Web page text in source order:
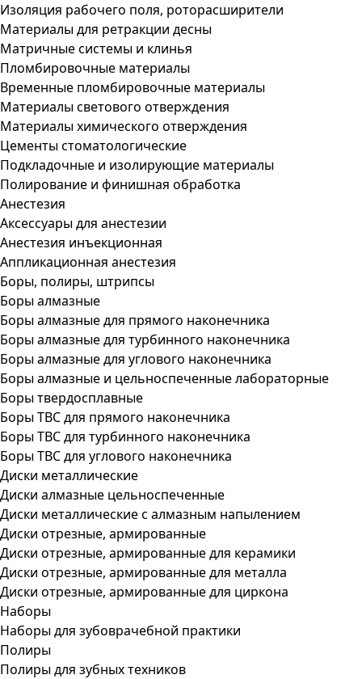
Изоляция рабочего поля, роторасширители
Материалы для ретракции десны
Матричные системы и клинья
Пломбировочные материалы
Временные пломбировочные материалы
Материалы светового отверждения
Материалы химического отверждения
Цементы стоматологические
Подкладочные и изолирующие материалы
Полирование и финишная обработка
Анестезия
Аксессуары для анестезии
Анестезия инъекционная
Аппликационная анестезия
Боры, полиры, штрипсы
Боры алмазные
Боры алмазные для прямого наконечника
Боры алмазные для турбинного наконечника
Боры алмазные для углового наконечника
Боры алмазные и цельноспеченные лабораторные
Боры твердосплавные
Боры ТВС для прямого наконечника
Боры ТВС для турбинного наконечника
Боры ТВС для углового наконечника
Диски металлические
Диски алмазные цельноспеченные
Диски металлические с алмазным напылением
Диски отрезные, армированные
Диски отрезные, армированные для керамики
Диски отрезные, армированные для металла
Диски отрезные, армированные для циркона
Наборы
Наборы для зубоврачебной практики
Полиры
Полиры для зубных техников